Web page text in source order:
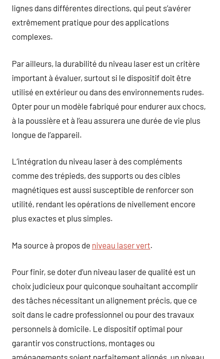
lignes dans différentes directions, qui peut s’avérer
extrêmement pratique pour des applications
complexes.
Par ailleurs, la durabilité du niveau laser est un critère
important à évaluer, surtout si le dispositif doit être
utilisé en extérieur ou dans des environnements rudes.
Opter pour un modèle fabriqué pour endurer aux chocs,
à la poussière et à l’eau assurera une durée de vie plus
longue de l’appareil.
L’intégration du niveau laser à des compléments
comme des trépieds, des supports ou des cibles
magnétiques est aussi susceptible de renforcer son
utilité, rendant les opérations de nivellement encore
plus exactes et plus simples.
Ma source à propos de niveau laser vert.
Pour finir, se doter d’un niveau laser de qualité est un
choix judicieux pour quiconque souhaitant accomplir
des tâches nécessitant un alignement précis, que ce
soit dans le cadre professionnel ou pour des travaux
personnels à domicile. Le dispositif optimal pour
garantir vos constructions, montages ou
aménagements soient parfaitement alignés, un niveau